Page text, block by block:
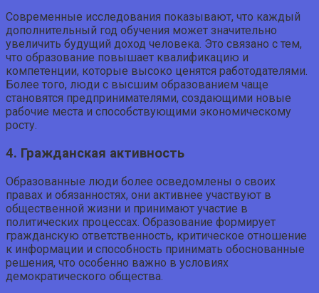
Современные исследования показывают, что каждый
дополнительный год обучения может значительно
увеличить будущий доход человека. Это связано с тем,
что образование повышает квалификацию и
компетенции, которые высоко ценятся работодателями.
Более того, люди с высшим образованием чаще
становятся предпринимателями, создающими новые
рабочие места и способствующими экономическому
росту.
4. Гражданская активность
Образованные люди более осведомлены о своих
правах и обязанностях, они активнее участвуют в
общественной жизни и принимают участие в
политических процессах. Образование формирует
гражданскую ответственность, критическое отношение
к информации и способность принимать обоснованные
решения, что особенно важно в условиях
демократического общества.